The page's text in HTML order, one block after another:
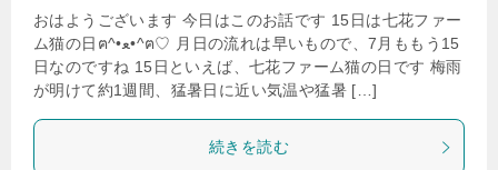
おはようございます 今日はこのお話です 15日は七花ファー
ム猫の日ฅ^•ﻌ•^ฅ♡ 月日の流れは早いもので、7月ももう15
日なのですね 15日といえば、七花ファーム猫の日です 梅雨
が明けて約1週間、猛暑日に近い気温や猛暑 […]
続きを読む